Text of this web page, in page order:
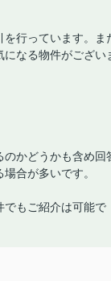
を行っています。ま
になる物件がござい
のかどうかも含め回
合が多いです。
でもご紹介は可能で